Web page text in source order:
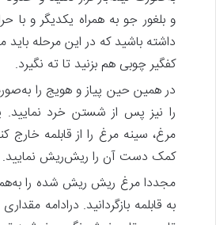
و بلغور جو به همراه یکدیگر و با
داشته باشید که در این مرحله باید
کفگیر چوبی هم بزنید تا ته نگیرد.
در همین حین پیاز و هویج را
را نیز پس‌ از شستن خرد
مرغ، سینه مرغ را از قابلمه خارج
کمک دست آن را ریش‌ریش نمایید.
مجددا مرغ ریش ریش شده را
به قابلمه بازگردانید. درادامه